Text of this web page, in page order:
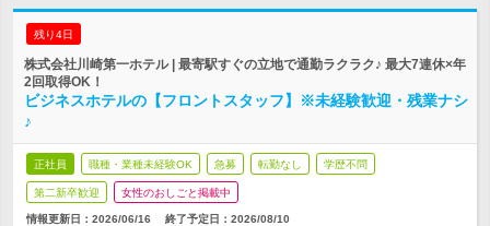
残り4日
株式会社川崎第一ホテル | 最寄駅すぐの立地で通勤ラクラク♪ 最大7連休×年
2回取得OK！
ビジネスホテルの【フロントスタッフ】※未経験歓迎・残業ナシ
♪
正社員 職種・業種未経験OK 急募 転勤なし 学歴不問
第二新卒歓迎 女性のおしごと掲載中
情報更新日：2026/06/16 終了予定日： 2026/08/10